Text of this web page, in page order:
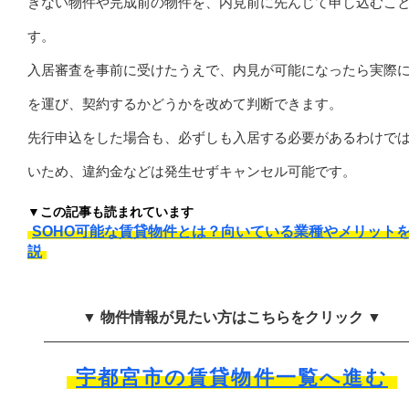
す。
入居審査を事前に受けたうえで、内見が可能になったら実際
を運び、契約するかどうかを改めて判断できます。
先行申込をした場合も、必ずしも入居する必要があるわけで
いため、違約金などは発生せずキャンセル可能です。
▼この記事も読まれています
SOHO可能な賃貸物件とは？向いている業種やメリット
説
▼ 物件情報が見たい方はこちらをクリック ▼
宇都宮市の賃貸物件一覧へ進む